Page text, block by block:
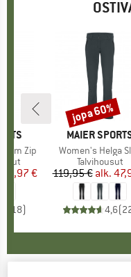
Slim Zip
hinta
83,97 €
18)
MERKKI
MAIER
Tuote
Women's Helga
Tuoteryhmä
Talvihousut
Hinta
119,95 € alk.
4,6(
Alennus
jopa 60%